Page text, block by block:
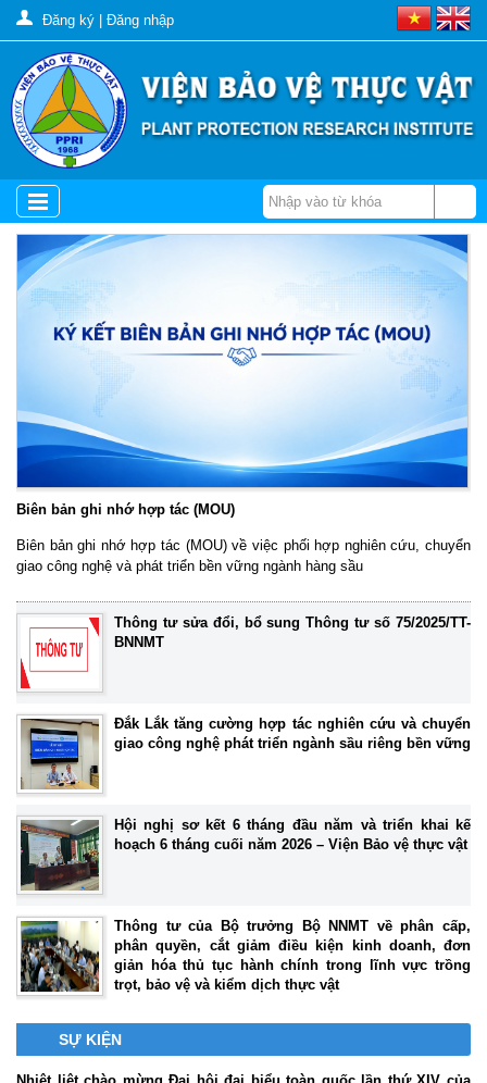
Đăng ký Đăng nhập
Biên bản ghi nhớ hợp tác (MOU)
Biên bản ghi nhớ hợp tác (MOU) về việc phối hợp nghiên cứu, chuyển
giao công nghệ và phát triển bền vững ngành hàng sầu
Thông tư sửa đổi, bổ sung Thông tư số 75/2025/TT-
BNNMT
Đắk Lắk tăng cường hợp tác nghiên cứu và chuyển
giao công nghệ phát triển ngành sầu riêng bền vững
Hội nghị sơ kết 6 tháng đầu năm và triển khai kế
hoạch 6 tháng cuối năm 2026 – Viện Bảo vệ thực vật
Thông tư của Bộ trưởng Bộ NNMT về phân cấp,
phân quyền, cắt giảm điều kiện kinh doanh, đơn
giản hóa thủ tục hành chính trong lĩnh vực trồng
trọt, bảo vệ và kiểm dịch thực vật
SỰ KIỆN